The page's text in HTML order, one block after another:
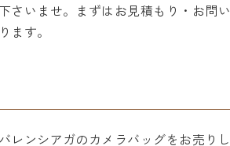
さいませ。まずはお見積もり・お問い
す。
レンシアガのカメラバッグをお売りし